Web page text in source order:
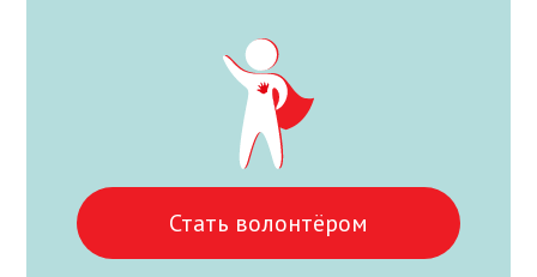
Стать волонтёром